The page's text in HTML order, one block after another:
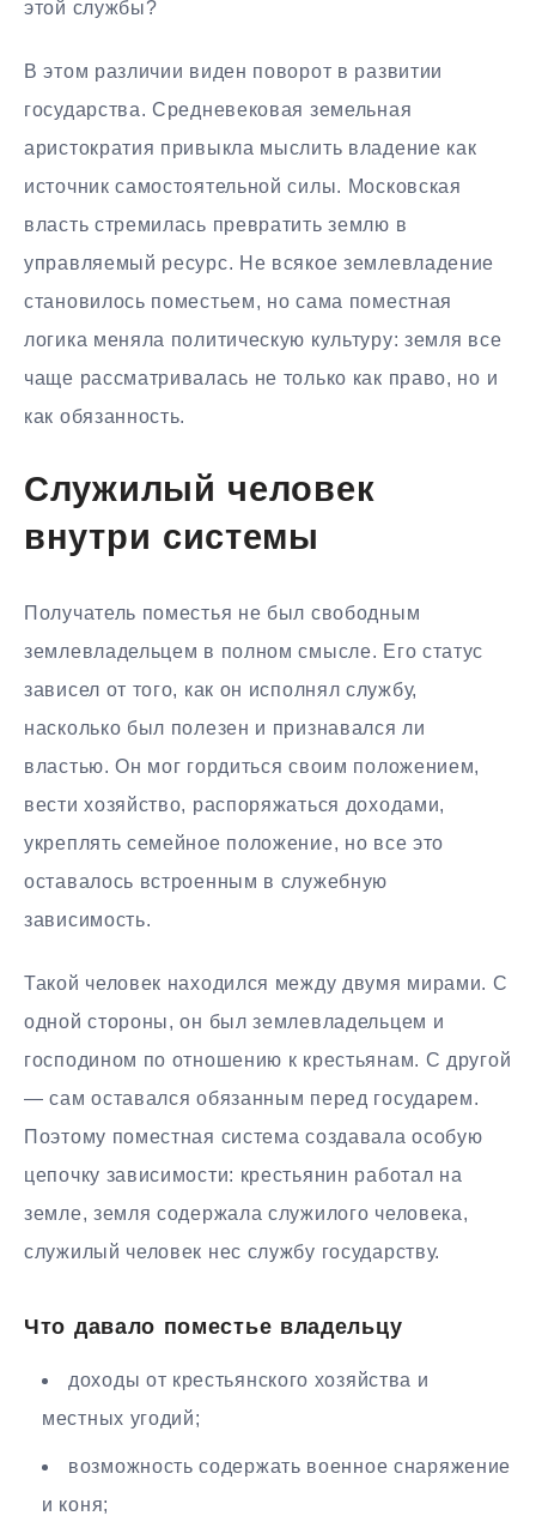
этой службы?
В этом различии виден поворот в развитии
государства. Средневековая земельная
аристократия привыкла мыслить владение как
источник самостоятельной силы. Московская
власть стремилась превратить землю в
управляемый ресурс. Не всякое землевладение
становилось поместьем, но сама поместная
логика меняла политическую культуру: земля все
чаще рассматривалась не только как право, но и
как обязанность.
Служилый человек
внутри системы
Получатель поместья не был свободным
землевладельцем в полном смысле. Его статус
зависел от того, как он исполнял службу,
насколько был полезен и признавался ли
властью. Он мог гордиться своим положением,
вести хозяйство, распоряжаться доходами,
укреплять семейное положение, но все это
оставалось встроенным в служебную
зависимость.
Такой человек находился между двумя мирами. С
одной стороны, он был землевладельцем и
господином по отношению к крестьянам. С другой
— сам оставался обязанным перед государем.
Поэтому поместная система создавала особую
цепочку зависимости: крестьянин работал на
земле, земля содержала служилого человека,
служилый человек нес службу государству.
Что давало поместье владельцу
доходы от крестьянского хозяйства и
местных угодий;
возможность содержать военное снаряжение
и коня;